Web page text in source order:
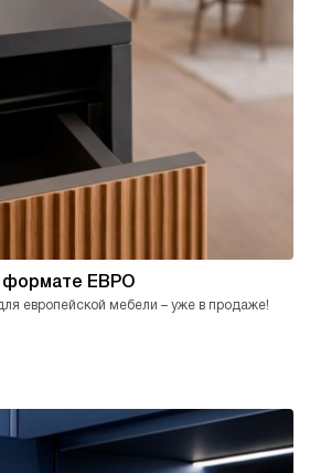
формате ЕВРО
европейской мебели – уже в продаже!